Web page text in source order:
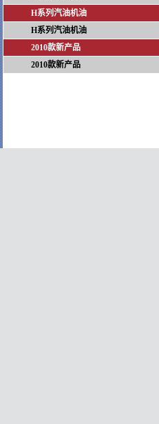
H系列汽油机油
H系列汽油机油
2010款新产品
2010款新产品